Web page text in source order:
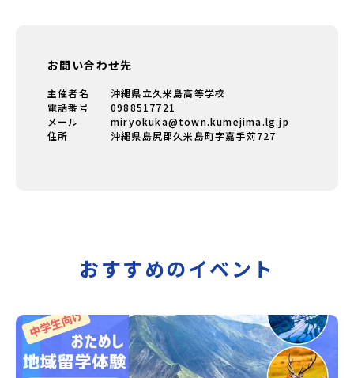
お問い合わせ先
主催者名
沖縄県立久米島高等学校
電話番号
0988517721
メール
miryokuka@town.kumejima.lg.jp
住所
沖縄県島尻郡久米島町字嘉手苅727
おすすめのイベント